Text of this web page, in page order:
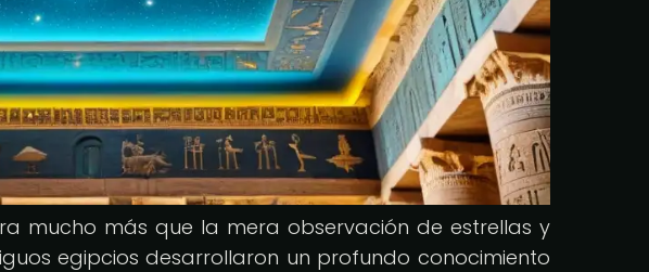
mucho más que la mera observación de estrellas y
egipcios desarrollaron un profundo conocimiento